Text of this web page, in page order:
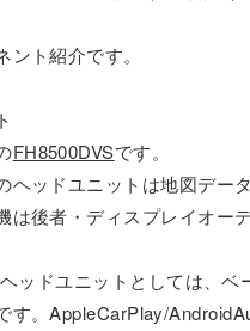
ト紹介です。
FH8500DVSです。
ヘッドユニットは地図デー
は後者・ディスプレイオー
ッドユニットとしては、
す。AppleCarPlay/